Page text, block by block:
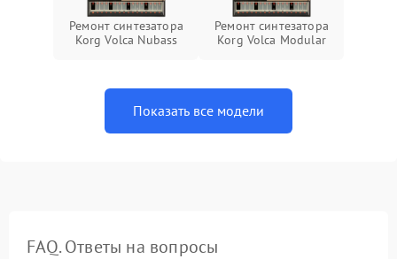
Ремонт синтезатора
Korg Volca Nubass
Ремонт синтезатора
Korg Volca Modular
Показать все модели
FAQ. Ответы на вопросы